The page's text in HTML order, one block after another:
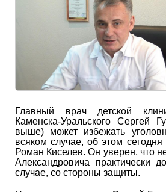
Главный врач детской
Каменска-Уральского Сергей
выше) может избежать
всяком случае, об этом сегодня
Роман Киселев. Он уверен, что
Александровича практически
случае, со стороны защиты.